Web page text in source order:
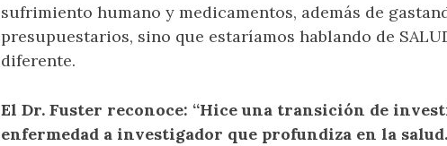
sufrimiento humano y medicamentos, además de
presupuestarios, sino que estaríamos hablando de
diferente.
El Dr. Fuster reconoce: “Hice una transición de
enfermedad a investigador que profundiza en la